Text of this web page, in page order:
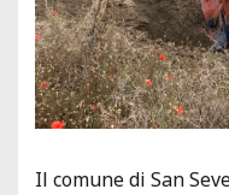
Il comune di San